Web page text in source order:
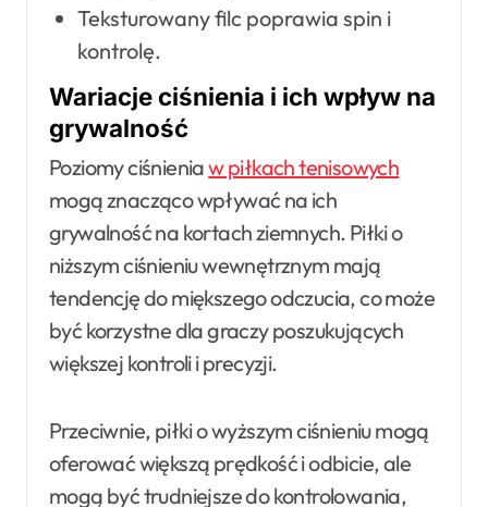
Teksturowany filc poprawia spin i
kontrolę.
Wariacje ciśnienia i ich wpływ na
grywalność
Poziomy ciśnieniaw piłkach tenisowych
mogą znacząco wpływać na ich
grywalność na kortach ziemnych. Piłki o
niższym ciśnieniu wewnętrznym mają
tendencję do miększego odczucia, co może
być korzystne dla graczy poszukujących
większej kontroli i precyzji.
Przeciwnie, piłki o wyższym ciśnieniu mogą
oferować większą prędkość i odbicie, ale
mogą być trudniejsze do kontrolowania,